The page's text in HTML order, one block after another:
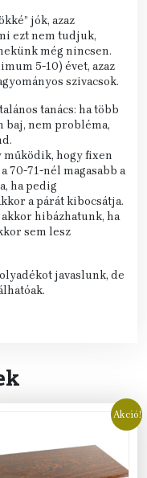
jók, azaz
ezt nem tudjuk,
még nincsen.
5-10) évet, azaz
szivacsok.
tanács: ha több
baj, nem probléma,
működik, hogy fixen
70-71-nél magasabb a
ha pedig
a párát kibocsátja.
hibázhatunk, ha
sem lesz
javaslunk, de
Akció!